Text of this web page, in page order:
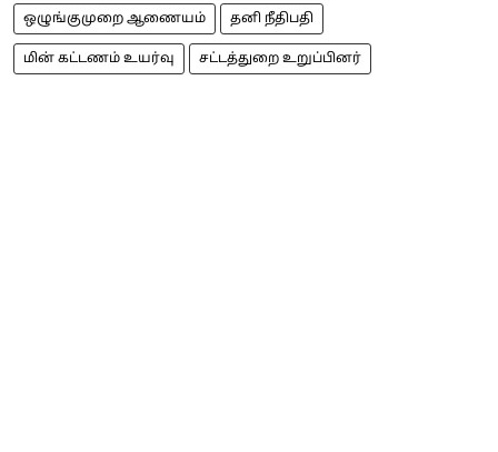
ஒழுங்குமுறை ஆணையம் தனி நீதிபதி
மின் கட்டணம் உயர்வு சட்டத்துறை உறுப்பினர்